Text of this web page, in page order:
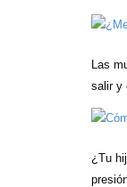
Las
salir y
¿Tu